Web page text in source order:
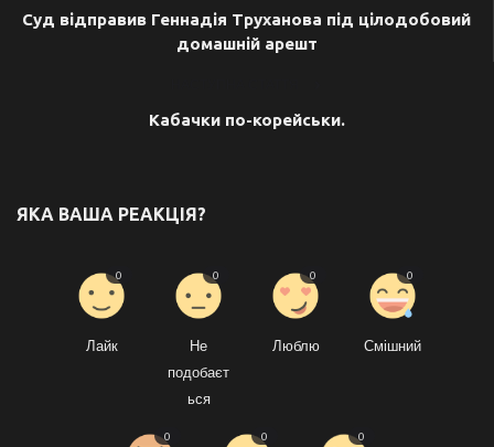
Суд відправив Геннадія Труханова під цілодобовий
домашній арешт
Кабачки по-корейськи.
ЯКА ВАША РЕАКЦІЯ?
Лайк
0
Не
подобаєт
ься
0
Люблю
0
Смішний
0
0 0 0